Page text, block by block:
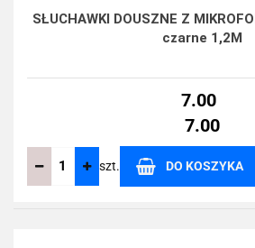
SŁUCHAWKI DOUSZNE Z
czarne 1,2M
7.00
7.00
szt. DO KOSZYKA